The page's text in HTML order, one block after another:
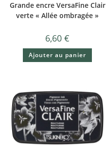
Grande encre VersaFine Clair
verte « Allée ombragée »
6,60€
Ajouter au panier